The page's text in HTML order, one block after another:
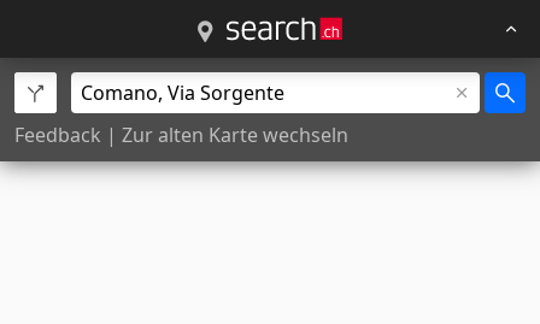
Feedback | Zur alten Karte wechseln